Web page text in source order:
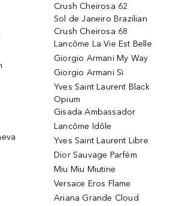
Crush Cheirosa 62
Sol de Janeiro Brazilian
Crush Cheirosa 68
Lancôme La Vie Est Belle
Giorgio Armani My Way
Giorgio Armani Sì
Yves Saint Laurent Black
Opium
Gisada Ambassador
Lancôme Idôle
Yves Saint Laurent Libre
Dior Sauvage Parfém
Miu Miu Miutine
Versace Eros Flame
Ariana Grande Cloud